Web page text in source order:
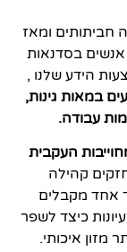
בשבט של שנת 2016 נולדה חביתותים ומאז
בסדנאות
הידע שלנו ,
במאות גינות,
עבודה.
העקבית
קהילה
אחד מקבלים
כיצד לשפר
מזון איכותי.